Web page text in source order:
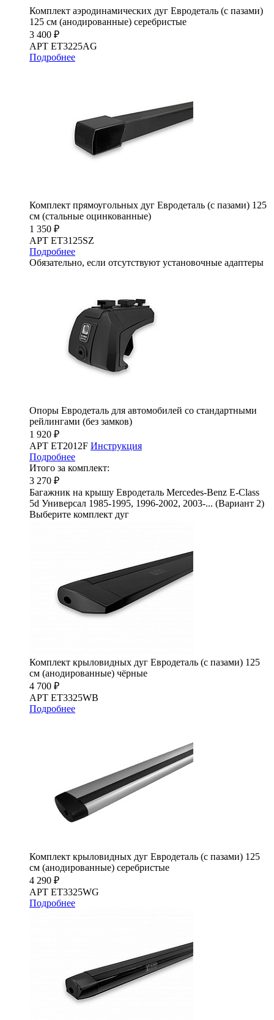
Комплект аэродинамических дуг Евродеталь (с пазами)
125 см (анодированные) серебристые
3 400 ₽
АРТ ET3225AG
Подробнее
Комплект прямоугольных дуг Евродеталь (с пазами) 125
см (стальные оцинкованные)
1 350 ₽
АРТ ET3125SZ
Подробнее
Обязательно, если отсутствуют установочные адаптеры
Опоры Евродеталь для автомобилей со стандартными
рейлингами (без замков)
1 920 ₽
АРТ ET2012F Инструкция
Подробнее
Итого за комплект:
3 270 ₽
Багажник на крышу Евродеталь Mercedes-Benz E-Class
5d Универсал 1985-1995, 1996-2002, 2003-... (Вариант 2)
Выберите комплект дуг
Комплект крыловидных дуг Евродеталь (с пазами) 125
см (анодированные) чёрные
4 700 ₽
АРТ ET3325WB
Подробнее
Комплект крыловидных дуг Евродеталь (с пазами) 125
см (анодированные) серебристые
4 290 ₽
АРТ ET3325WG
Подробнее